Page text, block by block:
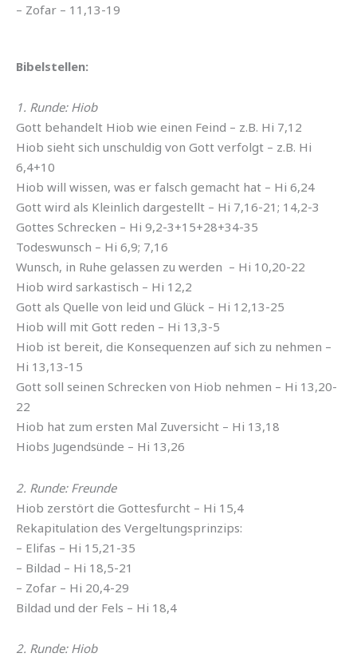
– Zofar – 11,13-19
Bibelstellen:
1. Runde: Hiob
Gott behandelt Hiob wie einen Feind – z.B. Hi 7,12
Hiob sieht sich unschuldig von Gott verfolgt – z.B. Hi
6,4+10
Hiob will wissen, was er falsch gemacht hat – Hi 6,24
Gott wird als Kleinlich dargestellt – Hi 7,16-21; 14,2-3
Gottes Schrecken – Hi 9,2-3+15+28+34-35
Todeswunsch – Hi 6,9; 7,16
Wunsch, in Ruhe gelassen zu werden – Hi 10,20-22
Hiob wird sarkastisch – Hi 12,2
Gott als Quelle von leid und Glück – Hi 12,13-25
Hiob will mit Gott reden – Hi 13,3-5
Hiob ist bereit, die Konsequenzen auf sich zu nehmen –
Hi 13,13-15
Gott soll seinen Schrecken von Hiob nehmen – Hi 13,20-
22
Hiob hat zum ersten Mal Zuversicht – Hi 13,18
Hiobs Jugendsünde – Hi 13,26
2. Runde: Freunde
Hiob zerstört die Gottesfurcht – Hi 15,4
Rekapitulation des Vergeltungsprinzips:
– Elifas – Hi 15,21-35
– Bildad – Hi 18,5-21
– Zofar – Hi 20,4-29
Bildad und der Fels – Hi 18,4
2. Runde: Hiob